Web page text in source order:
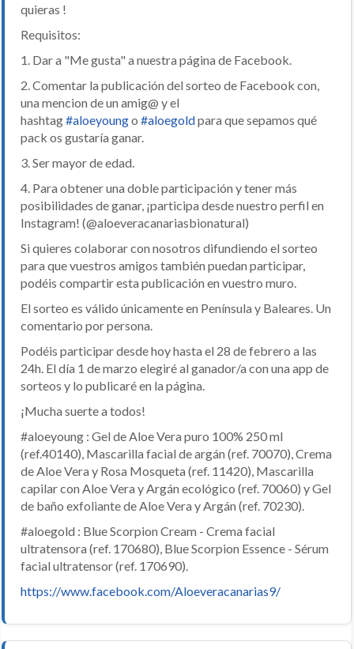
quieras !
Requisitos:
1. Dar a "Me gusta" a nuestra página de Facebook.
2. Comentar la publicación del sorteo de Facebook con,
una mencion de un amig@ y el
hashtag#aloeyoungo #aloegoldpara que sepamos qué
pack os gustaría ganar.
3. Ser mayor de edad.
4. Para obtener una doble participación y tener más
posibilidades de ganar, ¡participa desde nuestro perfil en
Instagram! (@aloeveracanariasbionatural)
Si quieres colaborar con nosotros difundiendo el sorteo
para que vuestros amigos también puedan participar,
podéis compartir esta publicación en vuestro muro.
El sorteo es válido únicamente en Península y Baleares. Un
comentario por persona.
Podéis participar desde hoy hasta el 28 de febrero a las
24h. El día 1 de marzo elegiré al ganador/a con una app de
sorteos y lo publicaré en la página.
¡Mucha suerte a todos!
#aloeyoung : Gel de Aloe Vera puro 100% 250 ml
(ref.40140), Mascarilla facial de argán (ref. 70070), Crema
de Aloe Vera y Rosa Mosqueta (ref. 11420), Mascarilla
capilar con Aloe Vera y Argán ecológico (ref. 70060) y Gel
de baño exfoliante de Aloe Vera y Argán (ref. 70230).
#aloegold : Blue Scorpion Cream - Crema facial
ultratensora (ref. 170680), Blue Scorpion Essence - Sérum
facial ultratensor (ref. 170690).
https://www.facebook.com/Aloeveracanarias9/